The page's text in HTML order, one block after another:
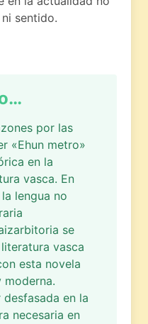
sentido.
por las
«Ehun metro»
en la
vasca. En
lengua no
se
vasca
esta novela
moderna.
en la
necesaria en